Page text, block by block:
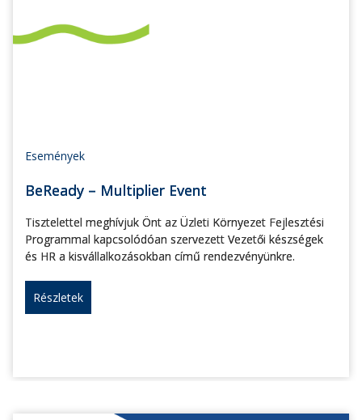
Események
BeReady – Multiplier Event
Tisztelettel meghívjuk Önt az Üzleti Környezet Fejlesztési
Programmal kapcsolódóan szervezett Vezetői készségek
és HR a kisvállalkozásokban című rendezvényünkre.
Részletek